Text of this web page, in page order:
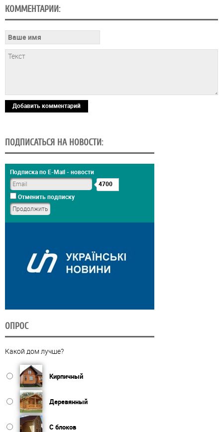
КОММЕНТАРИИ:
Добавить комментарий
ПОДПИСАТЬСЯ НА НОВОСТИ:
Подписка по E-Mail - новости
4700
Отменить подписку
ОПРОС
Какой дом лучше?
Кирпичный
Деревянный
С блоков